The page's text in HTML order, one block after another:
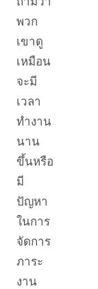
พวก
เขาดู
เหมือน
จะมี
เวลา
ทำงาน
นาน
ขึ้นหรือ
มี
ปัญหา
ในการ
จัดการ
ภาระ
งาน